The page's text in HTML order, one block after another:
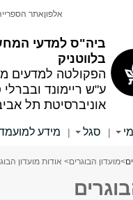
ביה"ס למדעי
בלווטניק
הפקולטה למדעים
ע"ש ריימונד
אוניברסיטת תל
אלפוןאתר
| סגל | מידע
>מועדון הבוגרים> אודות מועדון